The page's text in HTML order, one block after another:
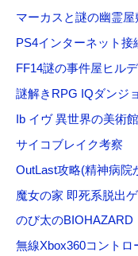
マーカスと謎の幽霊屋
PS4インターネット
FF14謎の事件屋ヒル
謎解きRPG IQダンジ
Ib イヴ 異世界の美術
サイコブレイク考察
OutLast攻略(精神病院
魔女の家 即死系脱出
のび太のBIOHAZARD
無線Xbox360コント